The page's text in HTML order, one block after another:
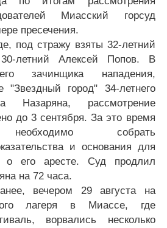
Миасский горсуд
пресечения.
под стражу взяты 32-летний
летний Алексей Попов. В
зачинщика нападения,
"Звездный город" 34-летнего
Назаряна, рассмотрение
до 3 сентября. За это время
необходимо собрать
и основания для
о его аресте. Суд продлил
на 72 часа.
вечером 29 августа на
лагеря в Миассе, где
ворвались несколько